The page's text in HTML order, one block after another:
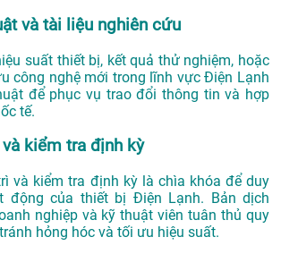
và tài liệu nghiên cứu
suất thiết bị, kết quả thử nghiệm, hoặc
công nghệ mới trong lĩnh vực Điện Lạnh
để phục vụ trao đổi thông tin và hợp
tế.
kiểm tra định kỳ
và kiểm tra định kỳ là chìa khóa để duy
động của thiết bị Điện Lạnh. Bản dịch
nghiệp và kỹ thuật viên tuân thủ quy
hỏng hóc và tối ưu hiệu suất.